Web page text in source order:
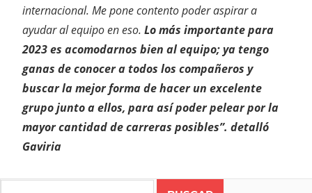
internacional. Me pone contento poder aspirar a
ayudar al equipo en eso. Lo más importante para
2023 es acomodarnos bien al equipo; ya tengo
ganas de conocer a todos los compañeros y
buscar la mejor forma de hacer un excelente
grupo junto a ellos, para así poder pelear por la
mayor cantidad de carreras posibles”. detalló
Gaviria